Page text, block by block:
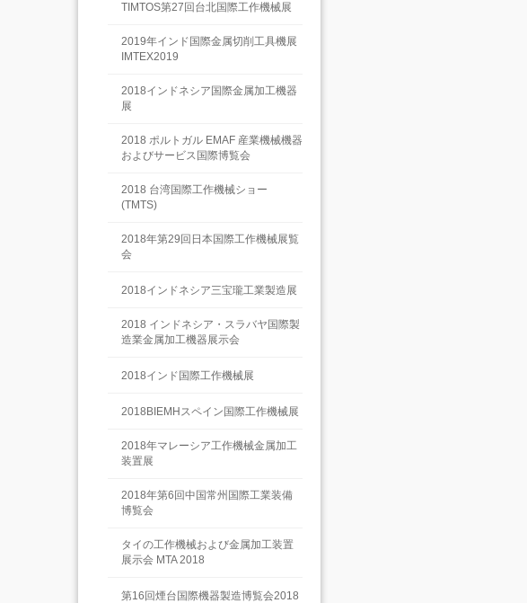
TIMTOS第27回台北国際工作機械展
2019年インド国際金属切削工具機展
IMTEX2019
2018インドネシア国際金属加工機器
展
2018 ポルトガル EMAF 産業機械機器
およびサービス国際博覧会
2018 台湾国際工作機械ショー
(TMTS)
2018年第29回日本国際工作機械展覧
会
2018インドネシア三宝瓏工業製造展
2018 インドネシア・スラバヤ国際製
造業金属加工機器展示会
2018インド国際工作機械展
2018BIEMHスペイン国際工作機械展
2018年マレーシア工作機械金属加工
装置展
2018年第6回中国常州国際工業装備
博覧会
タイの工作機械および金属加工装置
展示会 MTA 2018
第16回煙台国際機器製造博覧会2018